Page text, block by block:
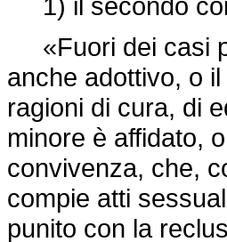
«Fuori dei casi
anche adottivo, o
ragioni di cura, di
minore è affidato,
convivenza, che,
compie atti
punito con la